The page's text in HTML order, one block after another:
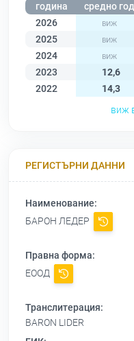
година средно
2026
2025
2024
2023
12,6
2022
14,3
виж
РЕГИСТЪРНИ ДАННИ
Наименование:
БАРОН ЛЕДЕР
Правна форма:
ЕООД
Транслитерация:
BARON LIDER